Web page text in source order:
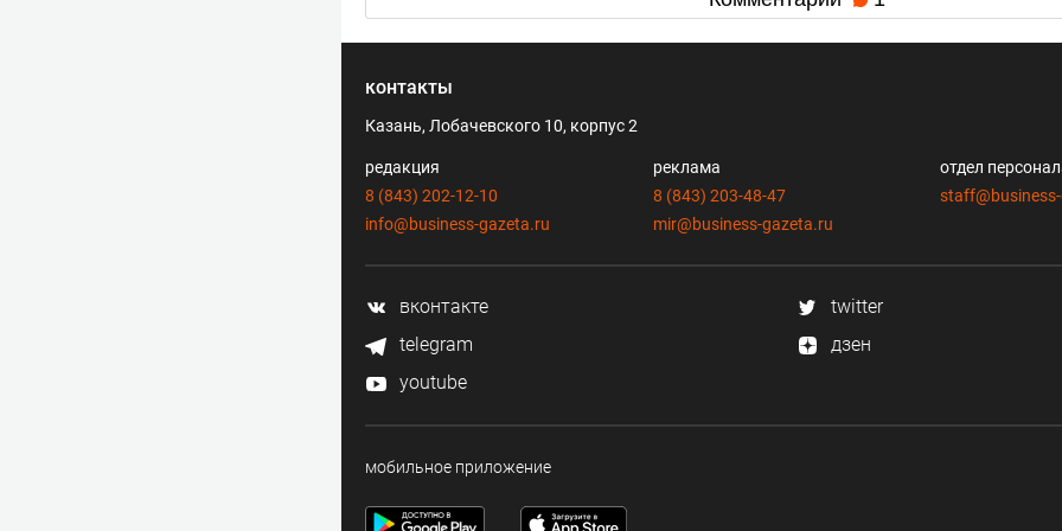
контакты
Казань, Лобачевского 10, корпус 2
редакция
8 (843) 202-12-10
info@business-gazeta.ru
реклама
8 (843) 203-48-47
mir@business-gazeta.ru
отдел
вконтакте
twitter
telegram
дзен
youtube
мобильное приложение